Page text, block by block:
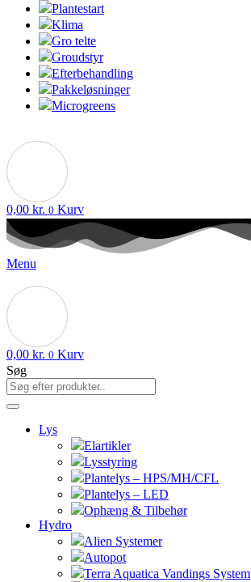
Plantestart
Klima
Gro telte
Groudstyr
Efterbehandling
Pakkeløsninger
Microgreens
0,00 kr. 0 Kurv
Menu
0,00 kr. 0 Kurv
Søg
Lys
Elartikler
Lysstyring
Plantelys – HPS/MH/CFL
Plantelys – LED
Ophæng & Tilbehør
Hydro
Alien Systemer
Autopot
Terra Aquatica Vandings System